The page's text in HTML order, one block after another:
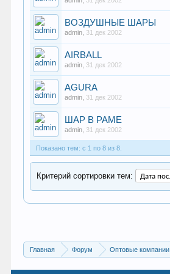
ВОЗДУШНЫЕ ШАРЫ
admin 31 дек 2002
AIRBALL
admin 31 дек 2002
AGURA
admin 31 дек 2002
ШАР В РАМЕ
admin 31 дек 2002
Показано тем: с 1 по 8 из 8.
Критерий сортировки тем:
Главная Форум Оптовые компании